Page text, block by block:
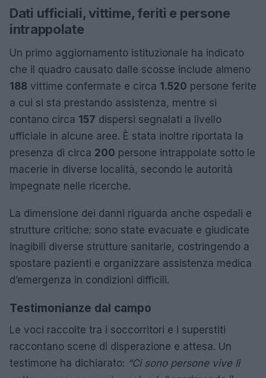
Dati ufficiali, vittime, feriti e persone
intrappolate
Un primo aggiornamento istituzionale ha indicato
che il quadro causato dalle scosse include almeno
188 vittime confermate e circa 1.520 persone ferite
a cui si sta prestando assistenza, mentre si
contano circa 157 dispersi segnalati a livello
ufficiale in alcune aree. È stata inoltre riportata la
presenza di circa 200 persone intrappolate sotto le
macerie in diverse località, secondo le autorità
impegnate nelle ricerche.
La dimensione dei danni riguarda anche ospedali e
strutture critiche: sono state evacuate e giudicate
inagibili diverse strutture sanitarie, costringendo a
spostare pazienti e organizzare assistenza medica
d’emergenza in condizioni difficili.
Testimonianze dal campo
Le voci raccolte tra i soccorritori e i superstiti
raccontano scene di disperazione e attesa. Un
testimone ha dichiarato: “Ci sono persone vive lì